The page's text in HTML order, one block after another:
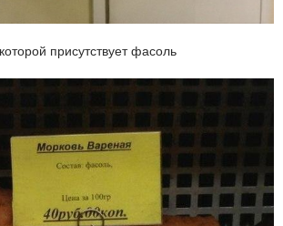
присутствует фасоль